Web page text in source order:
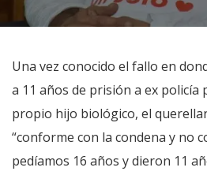
Una vez conocido el fallo en
a 11 años de prisión a ex policía
propio hijo biológico, el
“conforme con la condena y no
pedíamos 16 años y dieron 11